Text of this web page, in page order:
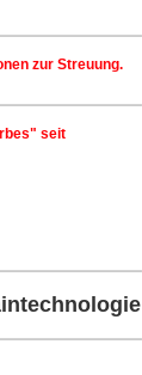
zur Streuung.
seit